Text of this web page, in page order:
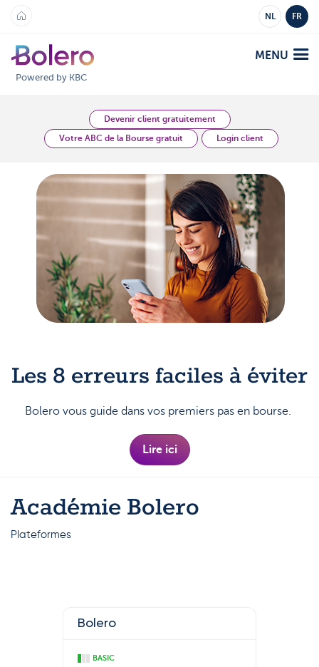
NL FR
Powered by KBC
MENU
Analyses et Vision
Bolero
Mobile
Offre
Marchés
Produits
Académie
Produits
Plateformes
Tarifs
Support
Questions fréquemment posées
Lexique
Devenir client gratuitement
Votre ABC de la Bourse gratuit
Login client
Les 8 erreurs faciles à éviter
Bolero vous guide dans vos premiers pas en bourse.
Lire ici
Académie Bolero
Plateformes
Bolero
BASIC